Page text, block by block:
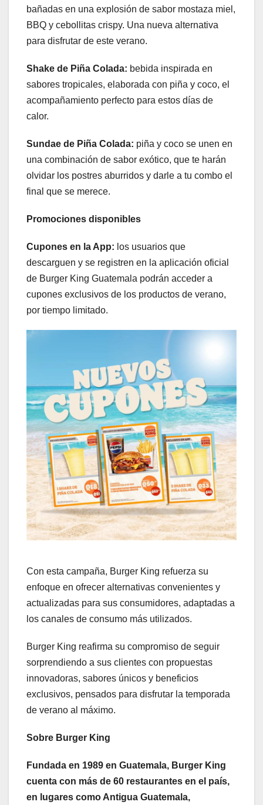
bañadas en una explosión de sabor mostaza miel,
BBQ y cebollitas crispy. Una nueva alternativa
para disfrutar de este verano.
Shake de Piña Colada: bebida inspirada en
sabores tropicales, elaborada con piña y coco, el
acompañamiento perfecto para estos días de
calor.
Sundae de Piña Colada: piña y coco se unen en
una combinación de sabor exótico, que te harán
olvidar los postres aburridos y darle a tu combo el
final que se merece.
Promociones disponibles
Cupones en la App: los usuarios que
descarguen y se registren en la aplicación oficial
de Burger King Guatemala podrán acceder a
cupones exclusivos de los productos de verano,
por tiempo limitado.
Con esta campaña, Burger King refuerza su
enfoque en ofrecer alternativas convenientes y
actualizadas para sus consumidores, adaptadas a
los canales de consumo más utilizados.
Burger King reafirma su compromiso de seguir
sorprendiendo a sus clientes con propuestas
innovadoras, sabores únicos y beneficios
exclusivos, pensados para disfrutar la temporada
de verano al máximo.
Sobre Burger King
Fundada en 1989 en Guatemala, Burger King
cuenta con más de 60 restaurantes en el país,
en lugares como Antigua Guatemala,